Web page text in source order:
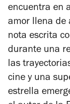
encuentra en
amor llena de
nota escrita
durante una
las
cine y una
estrella